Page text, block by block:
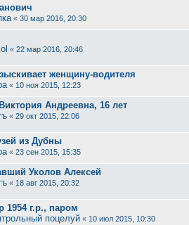
« 30 мар 2016, 20:30
« 22 мар 2016, 20:46
женщину-водителя
« 10 ноя 2015, 12:23
Андреевна, 16 лет
« 29 окт 2015, 22:06
из Дубны
« 23 сен 2015, 15:35
Уколов Алексей
« 18 авг 2015, 20:32
1954 г.р., паром
поцелуй « 10 июл 2015, 10:30